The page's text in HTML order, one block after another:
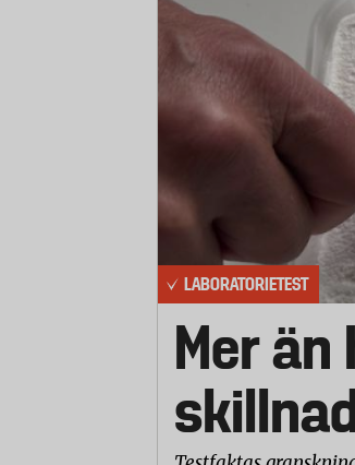
i vanten, cirka två
skumgummi.
vanten att sjunka från
Vattentäthet
Vantarna fick hänga i
skulle flyta upp.
vantar som hade
Laboratoriet stoppade
samt efter tio minuter
visar hur mycket
mycket vatten som
LABORATORIETEST
Mer